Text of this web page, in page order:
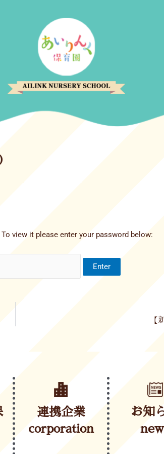
view it please enter your password below:
【
連携企業
corporation
お知